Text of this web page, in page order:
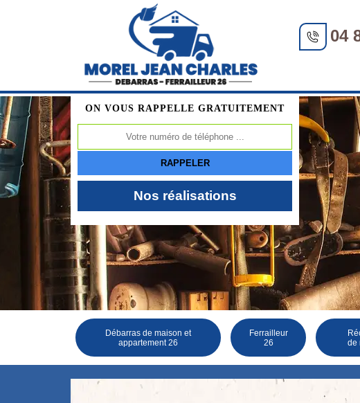
04
ON VOUS RAPPELLE GRATUITEMENT
Nos réalisations
Débarras de maison et
appartement 26
Ferrailleur
26
de